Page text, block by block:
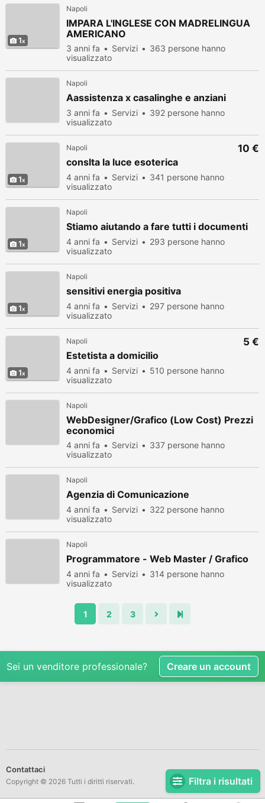
Filtra i risultati
1
Napoli
IMPARA L'INGLESE CON MADRELINGUA
AMERICANO
3 anni fa Servizi
363 persone hanno
visualizzato
Napoli
Aassistenza x casalinghe e anziani
3 anni fa Servizi
392 persone hanno
visualizzato
1
Napoli
conslta la luce esoterica
4 anni fa Servizi
341 persone hanno
visualizzato
10 €
1
Napoli
Stiamo aiutando a fare tutti i documenti
4 anni fa Servizi
293 persone hanno
visualizzato
1
Napoli
sensitivi energia positiva
4 anni fa Servizi
297 persone hanno
visualizzato
1
Napoli
Estetista a domicilio
4 anni fa Servizi
510 persone hanno
visualizzato
5 €
Napoli
WebDesigner/Grafico (Low Cost) Prezzi
economici
4 anni fa Servizi
337 persone hanno
visualizzato
Napoli
Agenzia di Comunicazione
4 anni fa Servizi
322 persone hanno
visualizzato
Napoli
Programmatore - Web Master / Grafico
4 anni fa Servizi
314 persone hanno
visualizzato
1 2 3
Sei un venditore professionale? Creare un account
Contattaci
Copyright © 2026 Tutti i diritti riservati.